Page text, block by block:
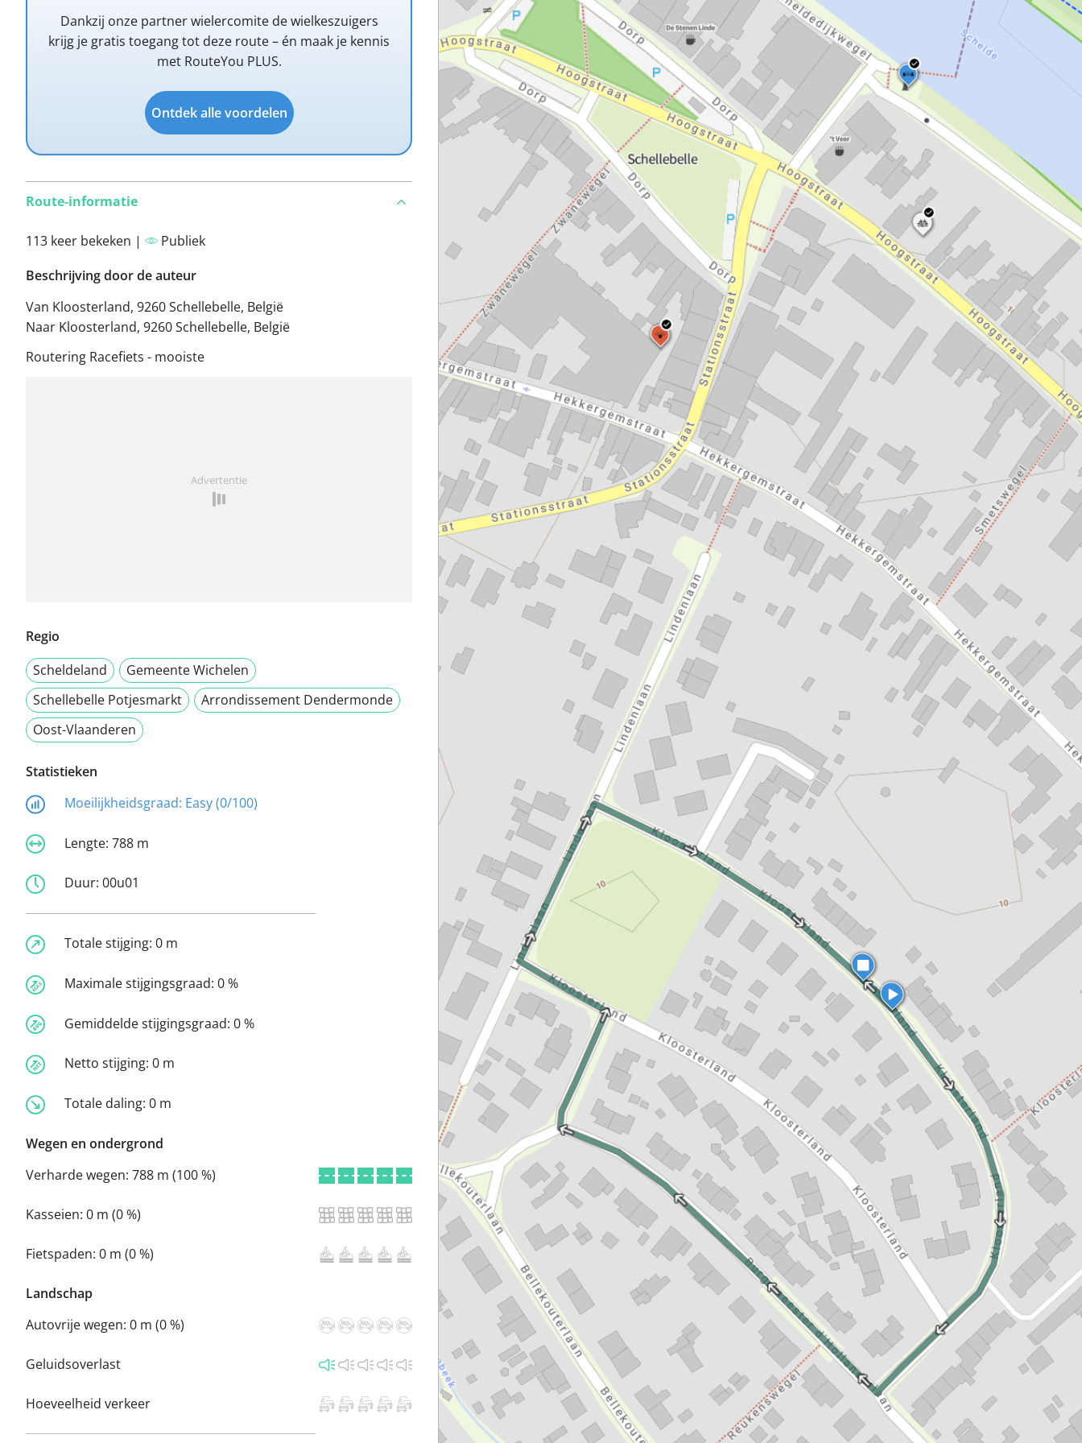
Dankzij onze partner wielercomite de wielkeszuigers
krijg je gratis toegang tot deze route – én maak je kennis
met RouteYou PLUS.
Ontdek alle voordelen
Route-informatie
113 keer bekeken |
Publiek
Beschrijving door de auteur
Van Kloosterland, 9260 Schellebelle, België
Naar Kloosterland, 9260 Schellebelle, België
Routering Racefiets - mooiste
Advertentie
Regio
Scheldeland
Gemeente Wichelen
Schellebelle Potjesmarkt
Arrondissement Dendermonde
Oost-Vlaanderen
Statistieken
Moeilijkheidsgraad: Easy (0/100)
Lengte: 788 m
Duur: 00u01
Totale stijging: 0 m
Maximale stijgingsgraad: 0 %
Gemiddelde stijgingsgraad: 0 %
Netto stijging: 0 m
Totale daling: 0 m
Wegen en ondergrond
Verharde wegen: 788 m (100 %)
Kasseien: 0 m (0 %)
Fietspaden: 0 m (0 %)
Landschap
Autovrije wegen: 0 m (0 %)
Geluidsoverlast
Hoeveelheid verkeer